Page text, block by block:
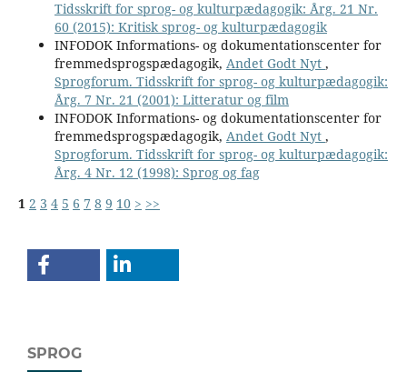
Tidsskrift for sprog- og kulturpædagogik: Årg. 21 Nr.
60 (2015): Kritisk sprog- og kulturpædagogik
INFODOK Informations- og dokumentationscenter for
fremmedsprogspædagogik, Andet Godt Nyt ,
Sprogforum. Tidsskrift for sprog- og kulturpædagogik:
Årg. 7 Nr. 21 (2001): Litteratur og film
INFODOK Informations- og dokumentationscenter for
fremmedsprogspædagogik, Andet Godt Nyt ,
Sprogforum. Tidsskrift for sprog- og kulturpædagogik:
Årg. 4 Nr. 12 (1998): Sprog og fag
1 2 3 4 5 6 7 8 9 10 > >>
SPROG